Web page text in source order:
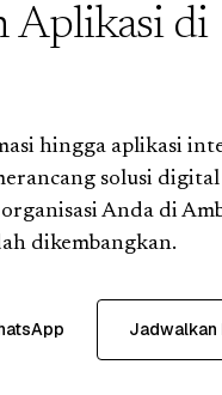
Aplikasi di
hingga aplikasi
solusi digital
Anda di
dikembangkan.
Jadwalkan